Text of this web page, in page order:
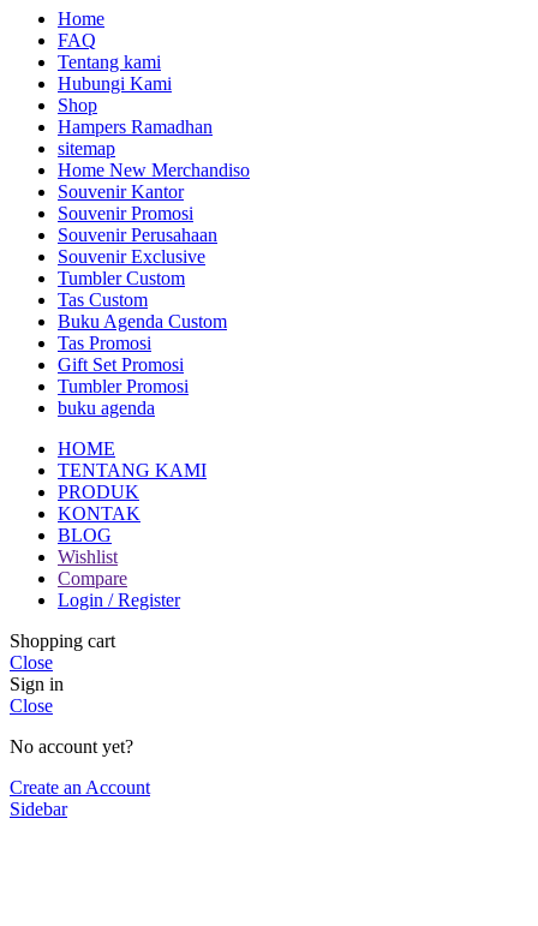
Home
FAQ
Tentang kami
Hubungi Kami
Shop
Hampers Ramadhan
sitemap
Home New Merchandiso
Souvenir Kantor
Souvenir Promosi
Souvenir Perusahaan
Souvenir Exclusive
Tumbler Custom
Tas Custom
Buku Agenda Custom
Tas Promosi
Gift Set Promosi
Tumbler Promosi
buku agenda
HOME
TENTANG KAMI
PRODUK
KONTAK
BLOG
Wishlist
Compare
Login / Register
Shopping cart
Close
Sign in
Close
No account yet?
Create an Account
Sidebar